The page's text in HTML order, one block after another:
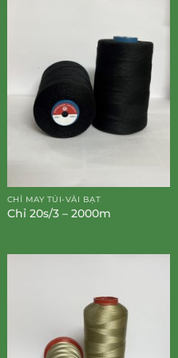
CHỈ MAY TÚI-VẢI BẠT
Chỉ 20s/3 – 2000m